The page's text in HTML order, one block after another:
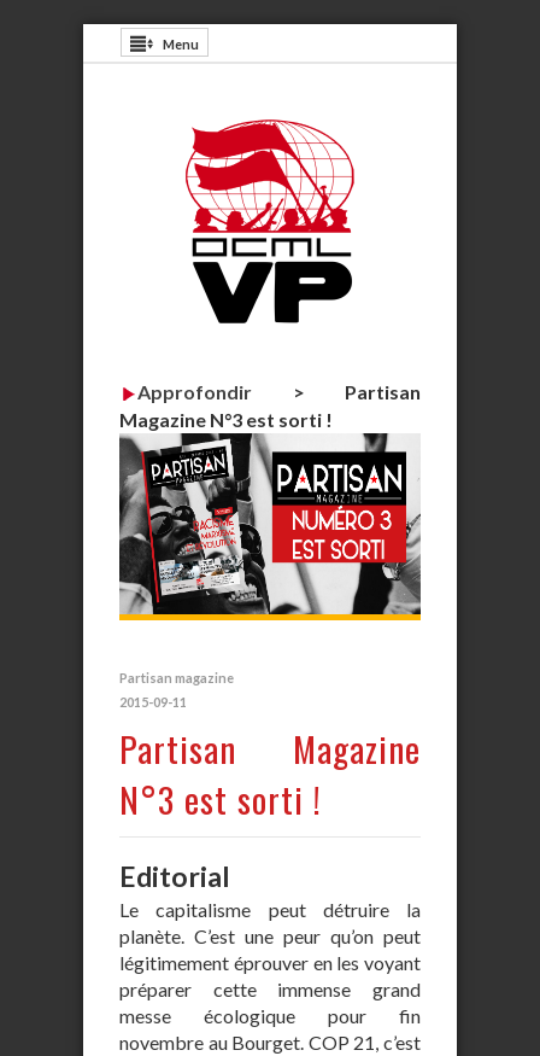
Menu
Approfondir > Partisan
Magazine N°3 est sorti !
Partisan magazine
2015-09-11
Partisan Magazine
N°3 est sorti !
Editorial
Le capitalisme peut détruire la
planète. C’est une peur qu’on peut
légitimement éprouver en les voyant
préparer cette immense grand
messe écologique pour fin
novembre au Bourget. COP 21, c’est